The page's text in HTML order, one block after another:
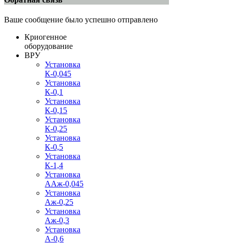
Ваше сообщение было успешно отправлено
Криогенное
оборудование
ВРУ
Установка
К-0,045
Установка
К-0,1
Установка
К-0,15
Установка
К-0,25
Установка
К-0,5
Установка
К-1,4
Установка
ААж-0,045
Установка
Аж-0,25
Установка
Аж-0,3
Установка
А-0,6